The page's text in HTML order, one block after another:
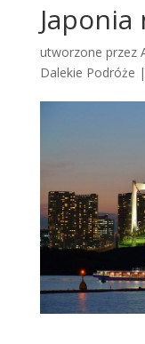
utworzone przez
Dalekie Podróże |